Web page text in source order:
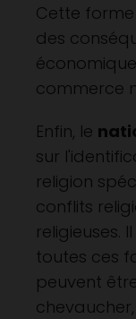
Cette
des
commerce
Enfin, le
sur
religion
conflits
religieuses.
toutes ces
peuvent